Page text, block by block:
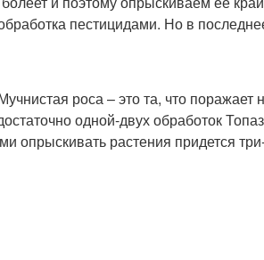
пестицидами. Но в
роса – это та, что
одной-двух обработок
опрыскивать растения придется